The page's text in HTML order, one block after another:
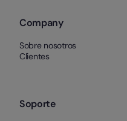
Company
Sobre nosotros
Clientes
Soporte